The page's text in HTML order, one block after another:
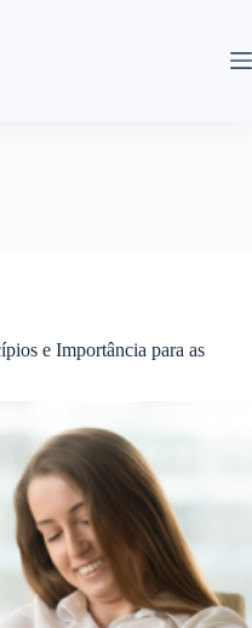
e Importância para as